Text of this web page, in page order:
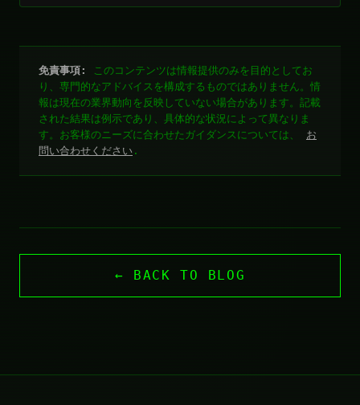
免責事項:
このコンテンツは情報提供のみを目的としてお
り、専門的なアドバイスを構成するものではありません。情
報は現在の業界動向を反映していない場合があります。記載
された結果は例示であり、具体的な状況によって異なりま
す。お客様のニーズに合わせたガイダンスについては、 お
問い合わせください .
← BACK TO BLOG